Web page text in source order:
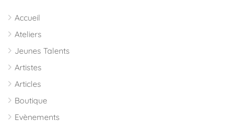
Accueil
Ateliers
Jeunes Talents
Artistes
Articles
Boutique
Evènements